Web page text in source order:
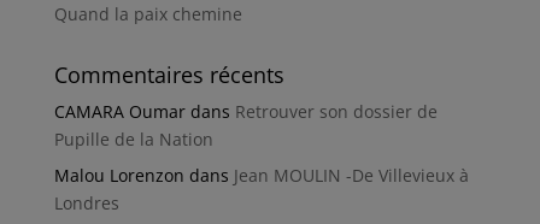
Quand la paix chemine
Commentaires récents
CAMARA Oumardans Retrouver son dossier de
Pupille de la Nation
Malou Lorenzon dans Jean MOULIN -De Villevieux à
Londres